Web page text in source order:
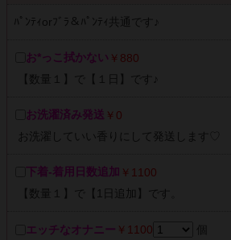
ﾊﾟﾝﾃｨorﾌﾞﾗ＆ﾊﾟﾝﾃｨ共通です♪
お*っこ拭かない ￥880
【数量１】で【１日】です♪
お洗濯済み発送 ￥0
お洗濯していい香りにして発送します♡
下着-着用日数追加 ￥1100
【数量１】で【1日追加】です。
エッチなオナニー ￥1100
個